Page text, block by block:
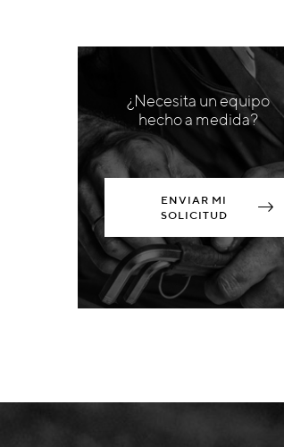
¿Necesita un equipo
hecho a medida?
ENVIAR MI
SOLICITUD